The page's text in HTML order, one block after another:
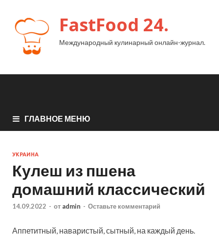
FastFood 24.
Международный кулинарный онлайн-журнал.
ГЛАВНОЕ МЕНЮ
УКРАИНА
Кулеш из пшена
домашний классический
14.09.2022 - от admin - Оставьте комментарий
Аппетитный, наваристый, сытный, на каждый день.